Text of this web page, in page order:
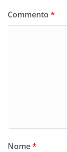
Commento *
Nome*